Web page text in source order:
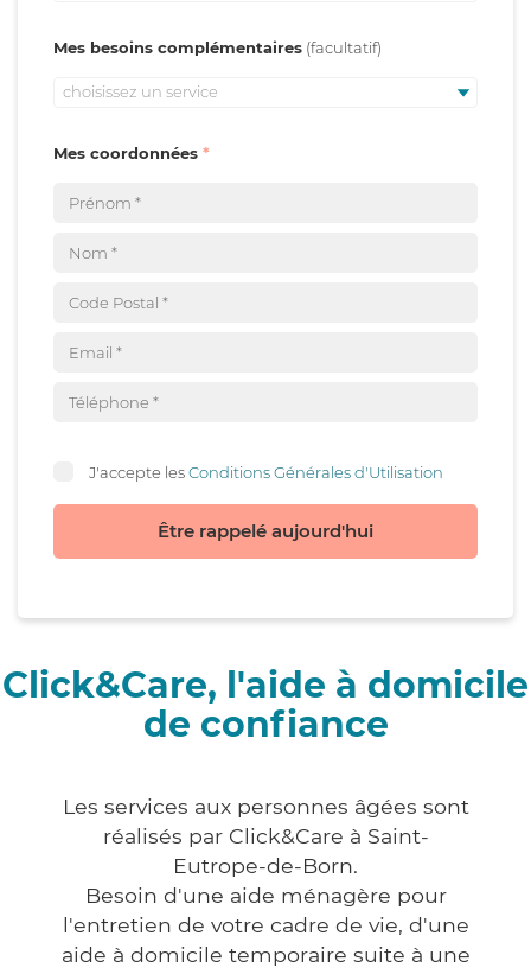
Mes besoins complémentaires
choisissez un service
Mes coordonnées
J'accepte lesConditions Générales d'Utilisation
Être rappelé aujourd'hui
Click&Care, l'aide à domicile
de confiance
Les services aux personnes âgées sont
réalisés par Click&Care à Saint-
Eutrope-de-Born.
Besoin d'une aide ménagère pour
l'entretien de votre cadre de vie, d'une
aide à domicile temporaire suite à une